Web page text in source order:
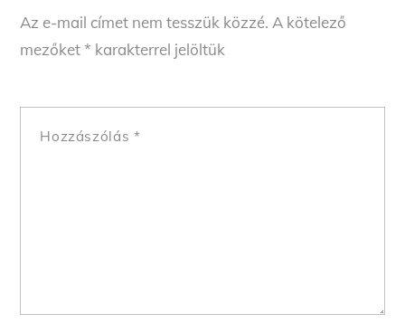
Az e-mail címet nem tesszük közzé. A kötelező
mezőket* karakterrel jelöltük
Hozzászólás *